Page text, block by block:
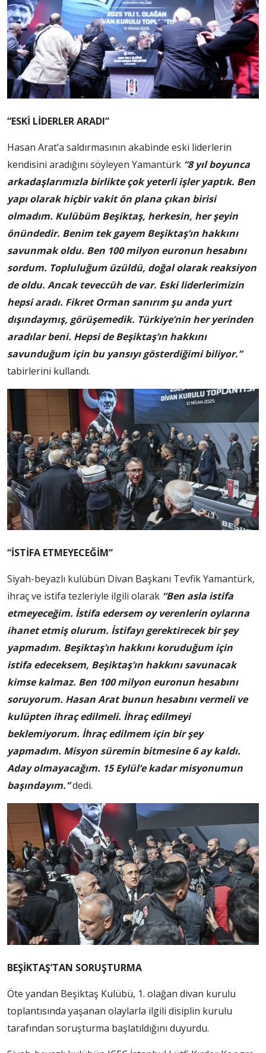
“ESKİ LİDERLER ARADI”
Hasan Arat’a saldırmasının akabinde eski liderlerin
kendisini aradığını söyleyen Yamantürk “8 yıl boyunca
arkadaşlarımızla birlikte çok yeterli işler yaptık. Ben
yapı olarak hiçbir vakit ön plana çıkan birisi
olmadım. Kulübüm Beşiktaş, herkesin, her şeyin
önündedir. Benim tek gayem Beşiktaş’ın hakkını
savunmak oldu. Ben 100 milyon euronun hesabını
sordum. Topluluğum üzüldü, doğal olarak reaksiyon
de oldu. Ancak teveccüh de var. Eski liderlerimizin
hepsi aradı. Fikret Orman sanırım şu anda yurt
dışındaymış, görüşemedik. Türkiye’nin her yerinden
aradılar beni. Hepsi de Beşiktaş’ın hakkını
savunduğum için bu yansıyı gösterdiğimi biliyor.”
tabirlerini kullandı.
“İSTİFA ETMEYECEĞİM”
Siyah-beyazlı kulübün Divan Başkanı Tevfik Yamantürk,
ihraç ve istifa tezleriyle ilgili olarak “Ben asla istifa
etmeyeceğim. İstifa edersem oy verenlerin oylarına
ihanet etmiş olurum. İstifayı gerektirecek bir şey
yapmadım. Beşiktaş’ın hakkını koruduğum için
istifa edeceksem, Beşiktaş’ın hakkını savunacak
kimse kalmaz. Ben 100 milyon euronun hesabını
soruyorum. Hasan Arat bunun hesabını vermeli ve
kulüpten ihraç edilmeli. İhraç edilmeyi
beklemiyorum. İhraç edilmem için bir şey
yapmadım. Misyon süremin bitmesine 6 ay kaldı.
Aday olmayacağım. 15 Eylül’e kadar misyonumun
başındayım.”dedi.
BEŞİKTAŞ’TAN SORUŞTURMA
Öte yandan Beşiktaş Kulübü, 1. olağan divan kurulu
toplantısında yaşanan olaylarla ilgili disiplin kurulu
tarafından soruşturma başlatıldığını duyurdu.